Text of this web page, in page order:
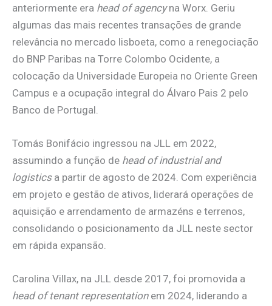
anteriormente era head of agencyna Worx. Geriu
algumas das mais recentes transações de grande
relevância no mercado lisboeta, como a renegociação
do BNP Paribas na Torre Colombo Ocidente, a
colocação da Universidade Europeia no Oriente Green
Campus e a ocupação integral do Álvaro Pais 2 pelo
Banco de Portugal.
Tomás Bonifácio ingressou na JLL em 2022,
assumindo a função de head of industrial and
logisticsa partir de agosto de 2024. Com experiência
em projeto e gestão de ativos, liderará operações de
aquisição e arrendamento de armazéns e terrenos,
consolidando o posicionamento da JLL neste sector
em rápida expansão.
Carolina Villax, na JLL desde 2017, foi promovida a
head of tenant representationem 2024, liderando a